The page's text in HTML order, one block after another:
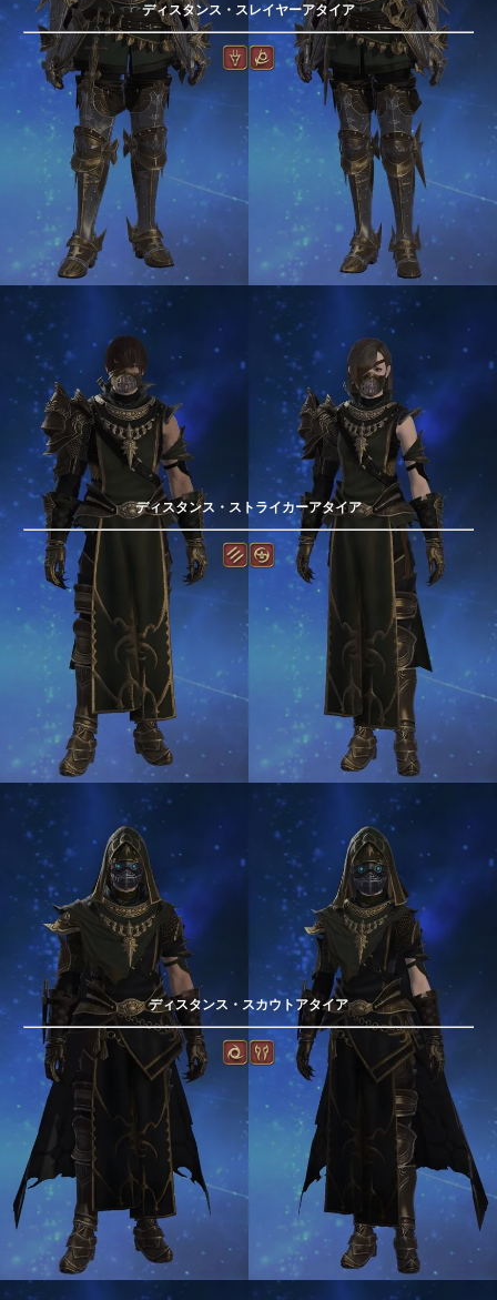
ディスタンス・スレイヤーアタイア
ディスタンス・ストライカーアタイア
ディスタンス・スカウトアタイア